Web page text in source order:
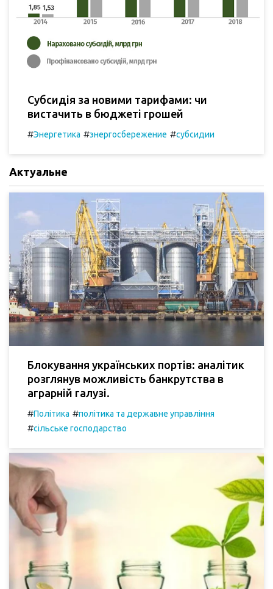
Субсидія за новими тарифами: чи
вистачить в бюджеті грошей
#Энергетика #энергосбережение #субсидии
Актуальне
Блокування українських портів: аналітик
розглянув можливість банкрутства в
аграрній галузі.
#Політика #політика та державне управління
#сільське господарство